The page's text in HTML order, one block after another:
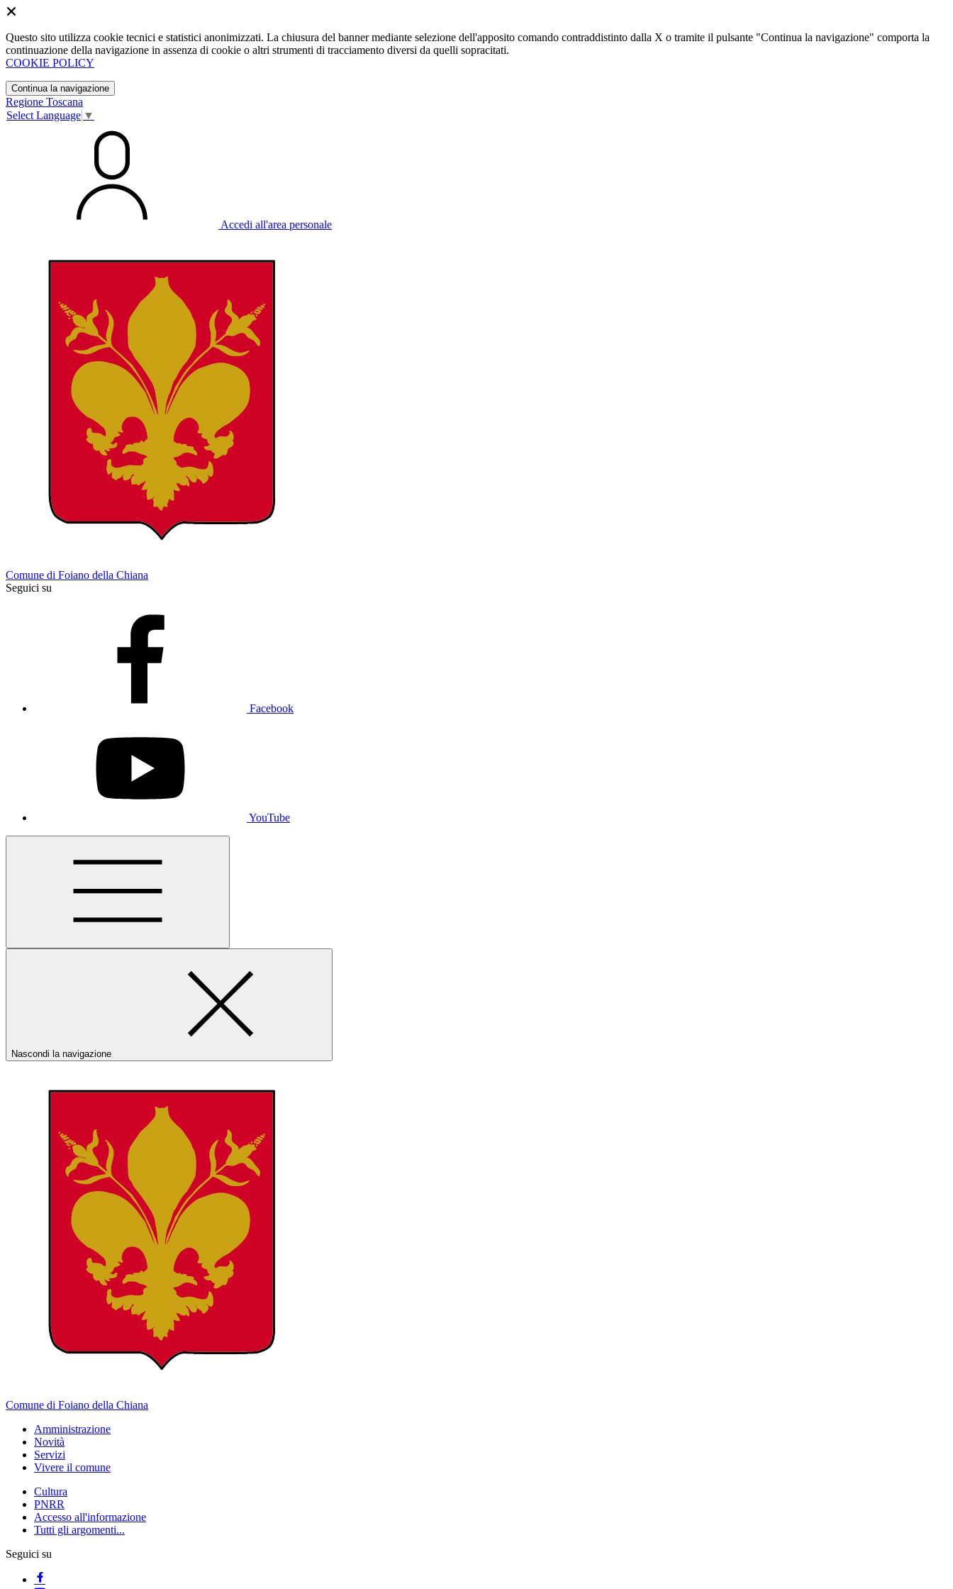
Questo sito utilizza cookie tecnici e statistici anonimizzati. La chiusura del banner mediante selezione dell'apposito comando contraddistinto dalla X o tramite il pulsante "Continua la navigazione" comporta la
continuazione della navigazione in assenza di cookie o altri strumenti di tracciamento diversi da quelli sopracitati.
COOKIE POLICY
Continua la navigazione
Regione Toscana
Select Language ▼
Accedi all'area personale
Comune di Foiano della Chiana
Seguici su
Facebook
YouTube
Nascondi la navigazione
Comune di Foiano della Chiana
Amministrazione
Novità
Servizi
Vivere il comune
Cultura
PNRR
Accesso all'informazione
Tutti gli argomenti...
Seguici su